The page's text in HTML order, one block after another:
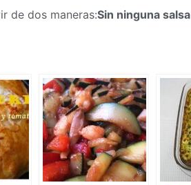
de dos maneras:Sin ninguna salsa